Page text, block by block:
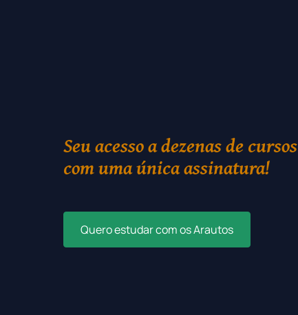
Seu acesso a dezenas de cursos
com uma única assinatura!
Quero estudar com os Arautos